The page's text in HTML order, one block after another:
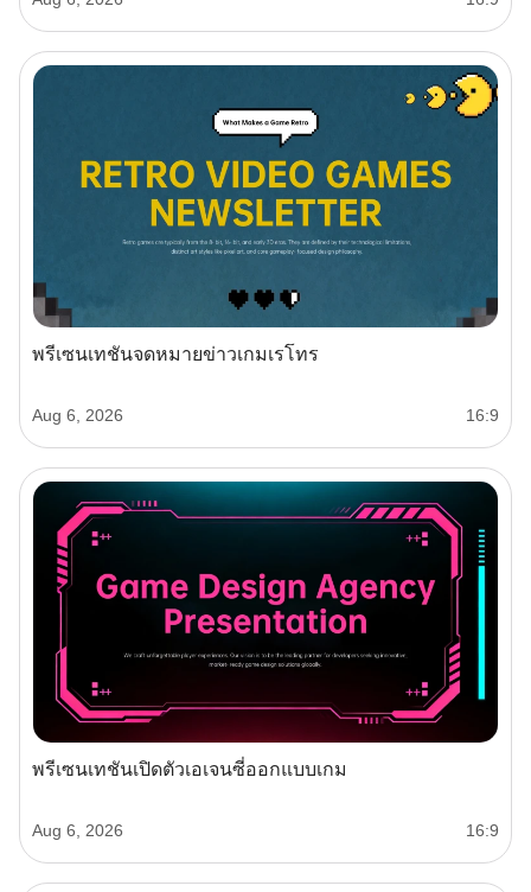
พรีเซนเทชันจดหมายข่าวเกมเรโทร
Aug 6, 2026 16:9
พรีเซนเทชันเปิดตัวเอเจนซี่ออกแบบเกม
Aug 6, 2026 16:9